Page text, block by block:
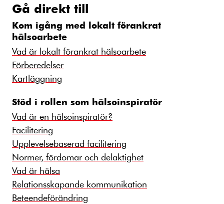
Gå direkt till
Kom igång med lokalt förankrat
hälsoarbete
Vad är lokalt förankrat hälsoarbete
Förberedelser
Kartläggning
Stöd i rollen som hälsoinspiratör
Vad är en hälsoinspiratör?
Facilitering
Upplevelsebaserad facilitering
Normer, fördomar och delaktighet
Vad är hälsa
Relationsskapande kommunikation
Beteendeförändring